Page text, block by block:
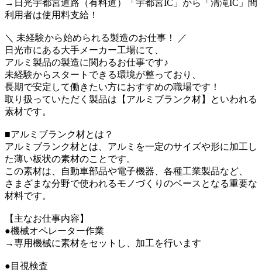
→日光宇都宮道路（有料道）「宇都宮IC」から「清滝IC」間
利用者は使用料支給！
＼ 未経験から始められる製造のお仕事！ ／
日光市にある大手メーカー工場にて、
アルミ製品の製造に関わるお仕事です♪
未経験からスタートできる環境が整っており、
長期で安定して働きたい方におすすめの職場です！
取り扱っていただく製品は【アルミブランク材】といわれる
素材です。
■アルミブランク材とは？
アルミブランク材とは、アルミを一定のサイズや形に加工し
た薄い板状の素材のことです。
この素材は、自動車部品や電子機器、各種工業製品など、
さまざまな分野で使われるモノづくりのベースとなる重要な
材料です。
【主なお仕事内容】
●機械オペレーター作業
→専用機械に素材をセットし、加工を行います
●目視検査